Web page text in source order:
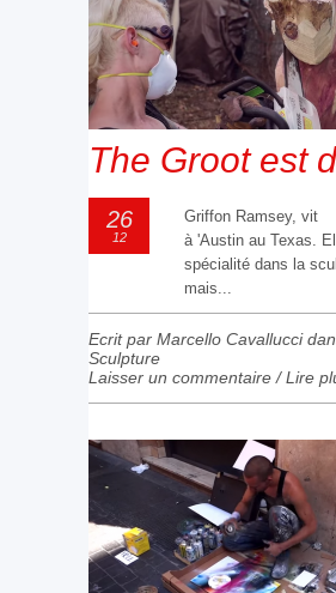
The Groot est
26
12
Griffon Ramsey, vit
à 'Austin au Texas.
spécialité dans la
mais...
Ecrit par Marcello Cavallucci
Sculpture
Laisser un commentaire /Lire